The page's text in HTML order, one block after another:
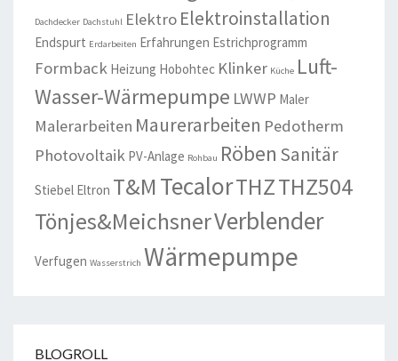
Dachdecker Dachstuhl Elektro Elektroinstallation
Endspurt Erdarbeiten Erfahrungen Estrichprogramm
Formback Heizung Hobohtec Klinker Küche Luft-
Wasser-Wärmepumpe LWWP Maler
Malerarbeiten Maurerarbeiten Pedotherm
Photovoltaik PV-Anlage Rohbau Röben Sanitär
Stiebel Eltron T&MTecalorTHZTHZ504
Tönjes&MeichsnerVerblender
Verfugen Wasserstrich Wärmepumpe
BLOGROLL